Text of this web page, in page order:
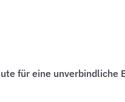
für eine unverbindliche